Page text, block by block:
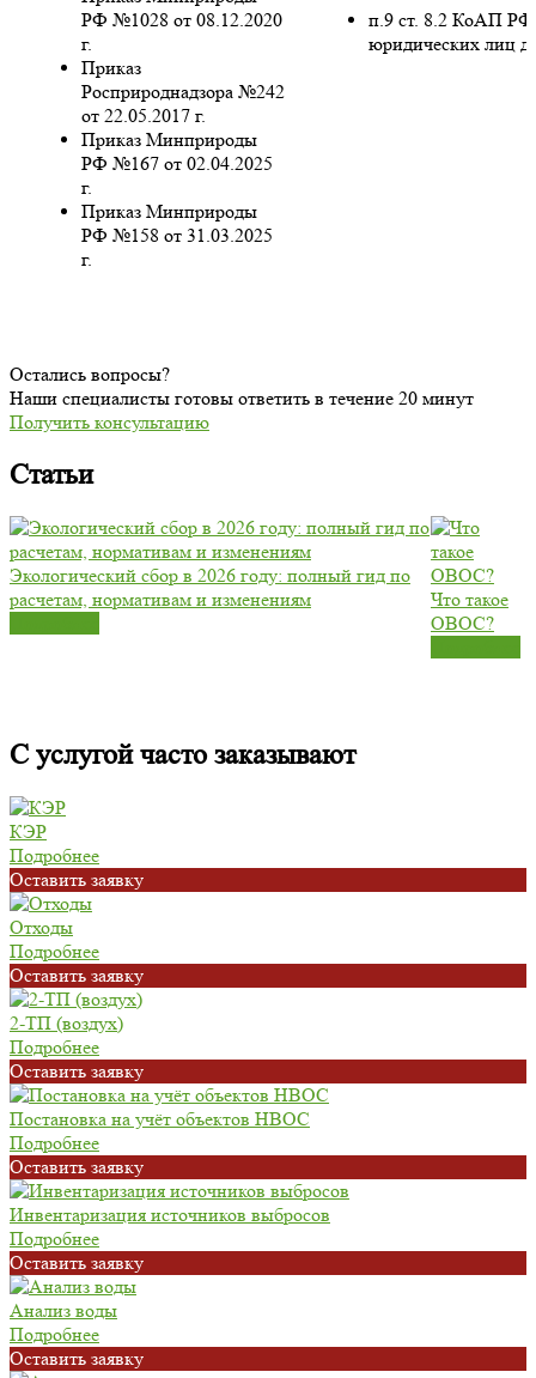
РФ №1028 от 08.12.2020
г.
Приказ
Росприроднадзора №242
от 22.05.2017 г.
Приказ Минприроды
РФ №167 от 02.04.2025
г.
Приказ Минприроды
РФ №158 от 31.03.2025
г.
п.9 ст. 8.2 КоАП
юридических лиц
Остались вопросы?
Наши специалисты готовы ответить в течение 20 минут
Получить консультацию
Статьи
Экологический сбор в 2026 году: полный гид по
расчетам, нормативам и изменениям
Что такое
ОВОС?
С услугой часто заказывают
КЭР
Подробнее
Oставить заявку
Отходы
Подробнее
Oставить заявку
2-ТП (воздух)
Подробнее
Oставить заявку
Постановка на учёт объектов НВОС
Подробнее
Oставить заявку
Инвентаризация источников выбросов
Подробнее
Oставить заявку
Анализ воды
Подробнее
Oставить заявку